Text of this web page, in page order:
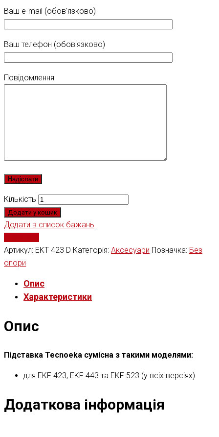
Ваш e-mail (обов'язково)
Ваш телефон (обов'язково)
Повідомлення
Кількість
Додати у кошик
Додати в список бажань
Артикул: EKT 423 D Категорія: Аксесуари Позначка: Без
опори
Опис
Характеристики
Опис
Підставка Tecnoeka сумісна з такими моделями:
для EKF 423, EKF 443 та EKF 523 (у всіх версіях)
Додаткова інформація